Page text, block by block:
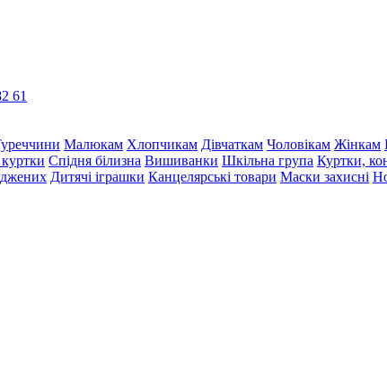
61
Малюкам Хлопчикам Дівчаткам Чоловікам Жінкам
Спідня білизна Вишиванки Шкільна група Куртки,
Дитячі іграшки Канцелярські товари Маски захисні